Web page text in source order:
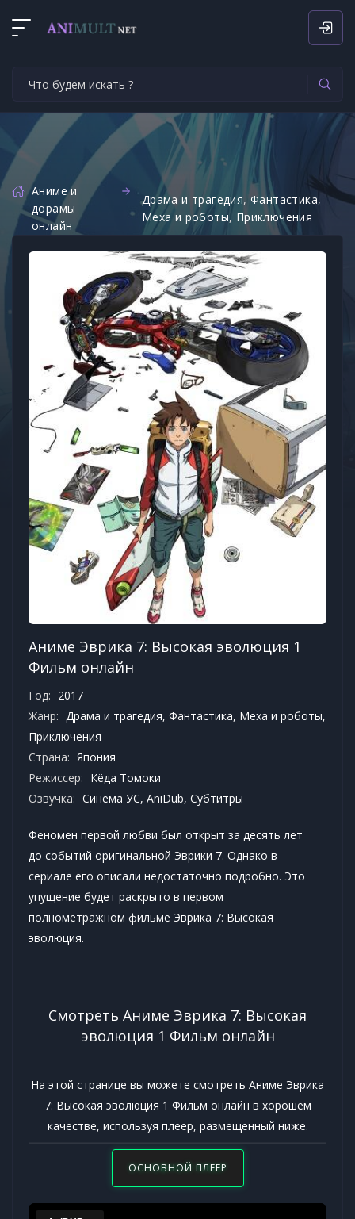
Аниме и
дорамы
онлайн
Драма и трагедия,Фантастика,
Меха и роботы, Приключения
Аниме Эврика 7: Высокая эволюция 1
Фильм онлайн
Год: 2017
Жанр: Драма и трагедия, Фантастика, Меха и роботы,
Приключения
Страна: Япония
Режиссер: Кёда Томоки
Озвучка: Синема УС, AniDub, Субтитры
Феномен первой любви был открыт за десять лет
до событий оригинальной Эврики 7. Однако в
сериале его описали недостаточно подробно. Это
упущение будет раскрыто в первом
полнометражном фильме Эврика 7: Высокая
эволюция.
Смотреть Аниме Эврика 7: Высокая
эволюция 1 Фильм онлайн
На этой странице вы можете смотреть Аниме Эврика
7: Высокая эволюция 1 Фильм онлайн в хорошем
качестве, используя плеер, размещенный ниже.
ОСНОВНОЙ ПЛЕЕР